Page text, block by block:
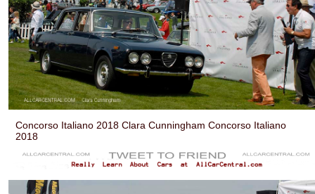
Concorso Italiano 2018 Clara Cunningham Concorso Italiano
2018